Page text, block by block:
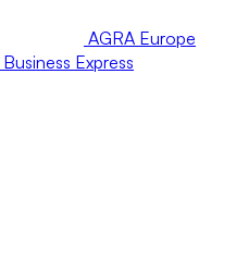
AGRA Europe
Business Express